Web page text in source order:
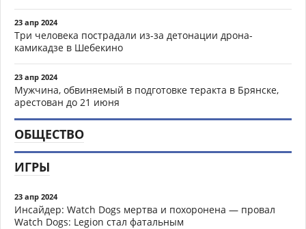
23 апр 2024
Три человека пострадали из-за детонации дрона-
камикадзе в Шебекино
23 апр 2024
Мужчина, обвиняемый в подготовке теракта в Брянске,
арестован до 21 июня
ОБЩЕСТВО
ИГРЫ
23 апр 2024
Инсайдер: Watch Dogs мертва и похоронена — провал
Watch Dogs: Legion стал фатальным